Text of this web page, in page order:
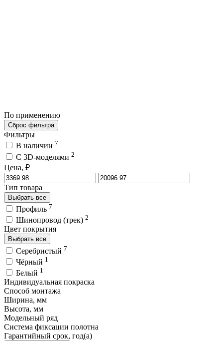
По применению
Сброс фильтра
Фильтры
В наличии 7
C 3D-моделями 2
Цена, ₽
Тип товара
Выбрать все
Профиль 7
Шинопровод (трек) 2
Цвет покрытия
Выбрать все
Серебристый 7
Чёрный 1
Белый 1
Индивидуальная покраска
Способ монтажа
Ширина, мм
Высота, мм
Модельный ряд
Система фиксации полотна
Гарантийный срок, год(а)